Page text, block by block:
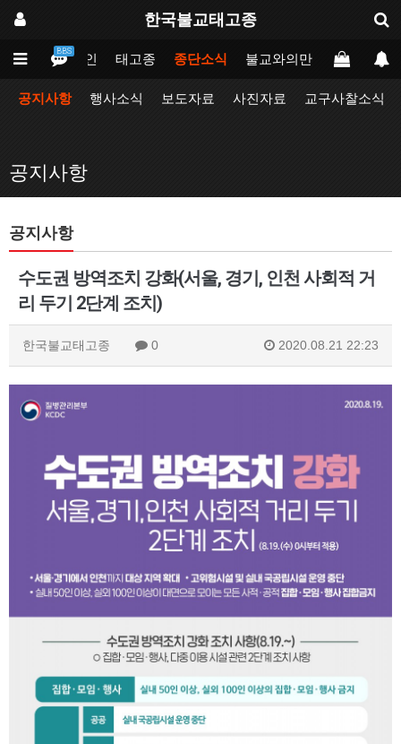
한국불교태고종
BBS
메인 태고종 종단소식 불교와의만남 업무포털
공지사항 행사소식 보도자료 사진자료 교구사찰소식
공지사항
공지사항
수도권 방역조치 강화(서울, 경기, 인천 사회적 거
리 두기 2단계 조치)
한국불교태고종 0 2020.08.21 22:23